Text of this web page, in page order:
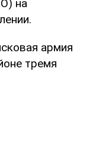
на
армия
тремя